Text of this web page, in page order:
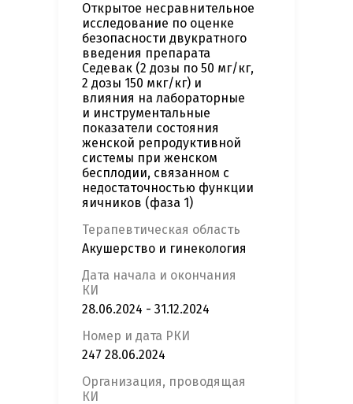
Открытое несравнительное
исследование по оценке
безопасности двукратного
введения препарата
Седевак (2 дозы по 50 мг/кг,
2 дозы 150 мкг/кг) и
влияния на лабораторные
и инструментальные
показатели состояния
женской репродуктивной
системы при женском
бесплодии, связанном с
недостаточностью функции
яичников (фаза 1)
Терапевтическая область
Акушерство и гинекология
Дата начала и окончания
КИ
28.06.2024 - 31.12.2024
Номер и дата РКИ
247 28.06.2024
Организация, проводящая
КИ